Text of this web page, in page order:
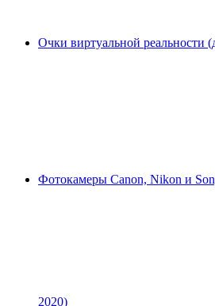
Очки виртуальной реальности
Фотокамеры Canon, Nikon и
2020)